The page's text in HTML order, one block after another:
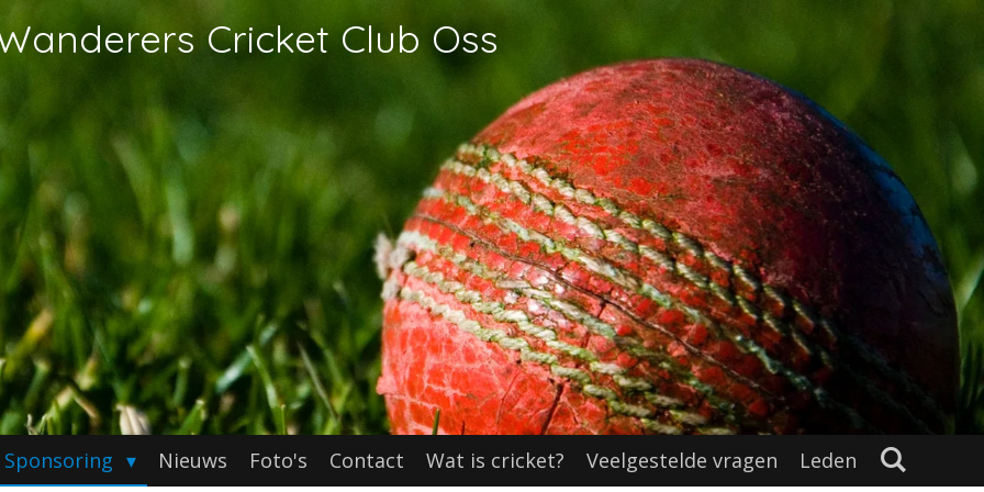
Cricket Club Oss
Sponsoring Nieuws Foto's Contact Wat is cricket? Veelgestelde vragen Leden